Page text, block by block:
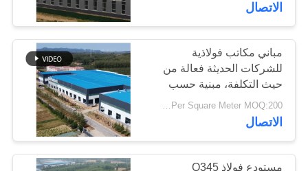
خريطة
الموقع
PRIVACY
POLICY
المباني الجاهزة
الصلب الإطار
30
الاتصال
مباني مكاتب فولاذية
للشركات الحديثة فعالة من
حيث التكلفة، مبنية حسب
الطلب، تجميع سريع
USD29-USD99 Per Square Meter MOQ:200 متر مربع
الاتصال
مستودع فولاذ Q345